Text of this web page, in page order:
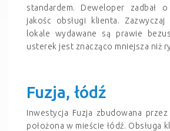
standardem. Deweloper zadbał
jakośc obsługi klienta.
lokale wydawane są prawie
usterek jest znacząco mniejsza niż
Fuzja, łódź
Inwestycja Fuzja zbudowana
położona w mieście łódź. Obsługa